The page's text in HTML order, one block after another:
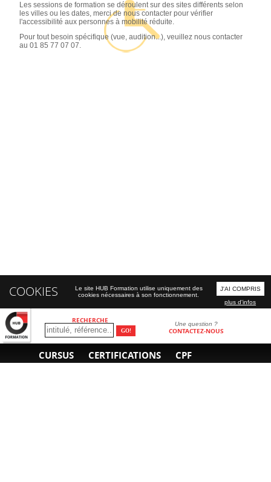
RECHERCHE Une question ?
CONTACTEZ-NOUS
CURSUS CERTIFICATIONS CPF
Les sessions de formation se déroulent sur des sites différents selon
les villes ou les dates, merci de nous contacter pour vérifier
l'accessibilité aux personnes à mobilité réduite.
Pour tout besoin spécifique (vue, audition...), veuillez nous contacter
au 01 85 77 07 07.
COOKIES
Le site HUB Formation utilise uniquement des
cookies nécessaires à son fonctionnement.
J'AI COMPRIS
plus d'infos